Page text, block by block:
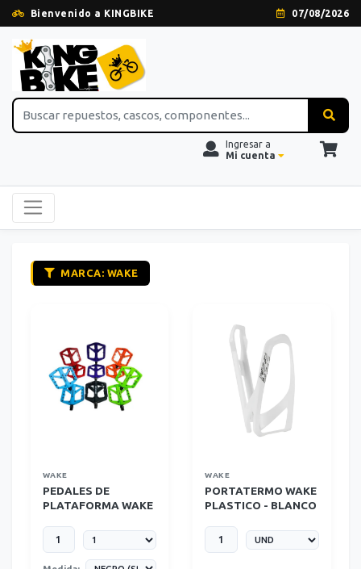
Bienvenido a KINGBIKE 07/08/2026
Ingresar a
Mi cuenta
MARCA: WAKE
WAKE
PEDALES DE
PLATAFORMA WAKE
WAKE
PORTATERMO WAKE
PLASTICO - BLANCO